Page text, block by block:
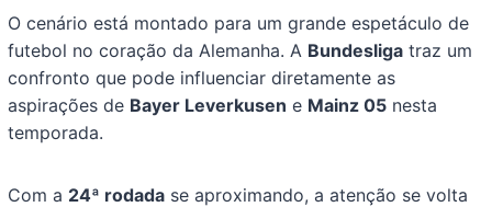
O cenário está montado para um grande espetáculo de
futebol no coração da Alemanha. A Bundesliga traz um
confronto que pode influenciar diretamente as
aspirações de Bayer Leverkusen e Mainz 05 nesta
temporada.
Com a 24ª rodada se aproximando, a atenção se volta